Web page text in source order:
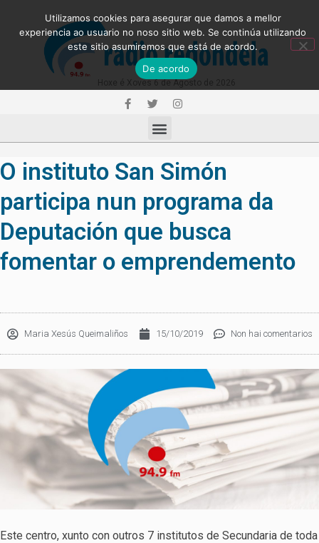
O instituto San Simón
participa nun programa da
Deputación que busca
fomentar o emprendemento
Maria Xesús Queimaliños 15/10/2019 Non hai comentarios
Este centro, xunto con outros 7 institutos de Secundaria de toda
Utilizamos cookies para asegurar que damos a mellor
experiencia ao usuario no noso sitio web. Se continúa utilizando
este sitio asumiremos que está de acordo.
De acordo